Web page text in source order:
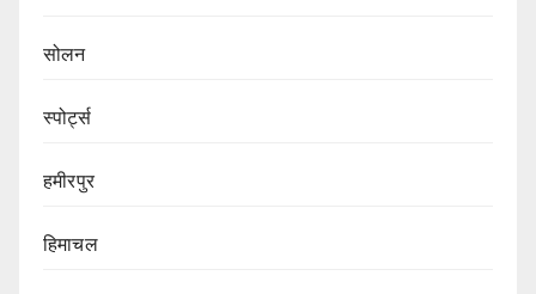
सोलन
स्पोर्ट्स
हमीरपुर
हिमाचल